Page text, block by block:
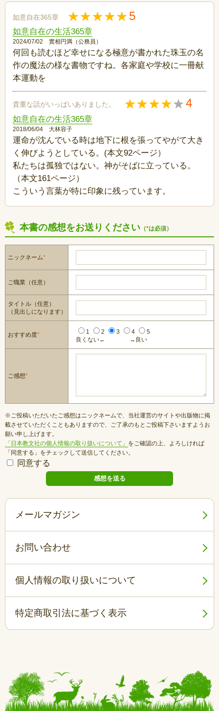
如意自在365章 5
如意自在の生活365章
2024/07/02 實相円満（公務員）
何回も読むほど幸せになる極意が書かれた珠玉の名
作の魔法の様な書物ですね。各家庭や学校に一冊献
本運動を
貴重な話がいっぱいありました。 4
如意自在の生活365章
2018/06/04 大林容子
運命が沈んでいる時は地下に根を張ってやがて大き
く伸びようとしている。(本文92ページ）
私たちは孤独ではない。神がそばに立っている。
（本文161ページ）
こういう言葉が特に印象に残っています。
本書の感想をお送りください （*は必須）
ニックネーム*
ご職業（任意）
タイトル（任意）
（見出しになります）
おすすめ度* 1 2 3 4
5
良くない←
→良い
ご感想*
※ご投稿いただいたご感想はニックネームで、当社運営のサイトや出版物に掲
載させていただくこともありますので、ご了承のもとご投稿下さいますようお
願い申し上げます。
「日本教文社の個人情報の取り扱いについて」 をご確認の上、よろしければ
「同意する」をチェックして送信してください。
同意する
メールマガジン
お問い合わせ
個人情報の取り扱いについて
特定商取引法に基づく表示